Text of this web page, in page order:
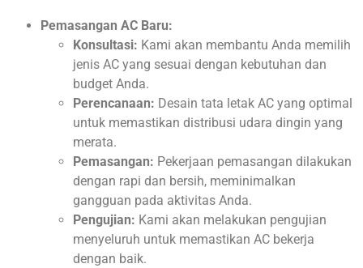
Pemasangan AC Baru:
Konsultasi: Kami akan membantu Anda memilih
jenis AC yang sesuai dengan kebutuhan dan
budget Anda.
Perencanaan: Desain tata letak AC yang optimal
untuk memastikan distribusi udara dingin yang
merata.
Pemasangan: Pekerjaan pemasangan dilakukan
dengan rapi dan bersih, meminimalkan
gangguan pada aktivitas Anda.
Pengujian: Kami akan melakukan pengujian
menyeluruh untuk memastikan AC bekerja
dengan baik.